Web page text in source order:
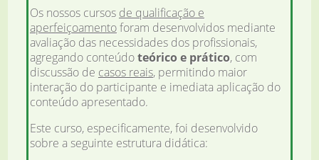
Os nossos cursos de qualificação e
aperfeiçoamentoforam desenvolvidos mediante
avaliação das necessidades dos profissionais,
agregando conteúdoteórico e prático, com
discussão de casos reais, permitindo maior
interação do participante e imediata aplicação do
conteúdo apresentado.
Este curso, especificamente, foi desenvolvido
sobre a seguinte estrutura didática: